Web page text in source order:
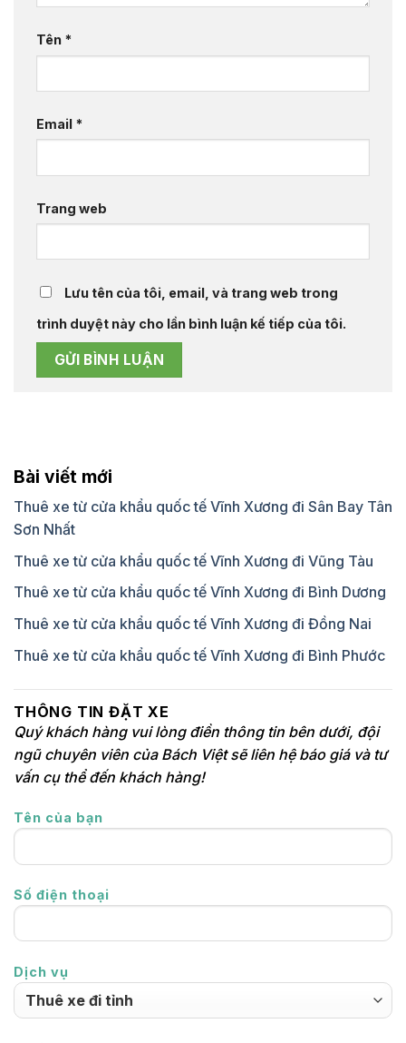
Tên *
Email *
Trang web
Lưu tên của tôi, email, và trang web trong
trình duyệt này cho lần bình luận kế tiếp của tôi.
Bài viết mới
Thuê xe từ cửa khẩu quốc tế Vĩnh Xương đi Sân Bay Tân
Sơn Nhất
Thuê xe từ cửa khẩu quốc tế Vĩnh Xương đi Vũng Tàu
Thuê xe từ cửa khẩu quốc tế Vĩnh Xương đi Bình Dương
Thuê xe từ cửa khẩu quốc tế Vĩnh Xương đi Đồng Nai
Thuê xe từ cửa khẩu quốc tế Vĩnh Xương đi Bình Phước
THÔNG TIN ĐẶT XE
Quý khách hàng vui lòng điền thông tin bên dưới, đội
ngũ chuyên viên của Bách Việt sẽ liên hệ báo giá và tư
vấn cụ thể đến khách hàng!
Tên của bạn
Số điện thoại
Dịch vụ